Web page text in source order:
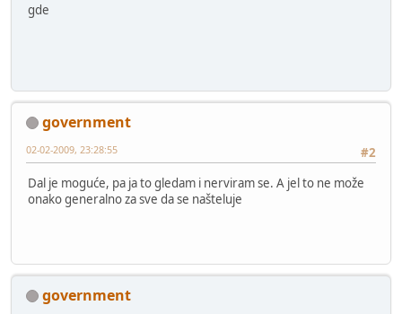
gde
government
#2
02-02-2009, 23:28:55
Dal je moguće, pa ja to gledam i nerviram se. A jel to ne može
onako generalno za sve da se našteluje
government